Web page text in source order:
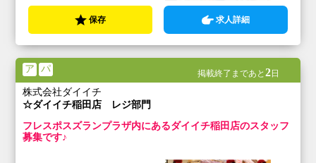
保存 求人詳細
ア パ 掲載終了まであと 2日
株式会社ダイイチ
☆ダイイチ稲田店 レジ部門
フレスポスズランプラザ内にあるダイイチ稲田店のスタッフ
募集です♪